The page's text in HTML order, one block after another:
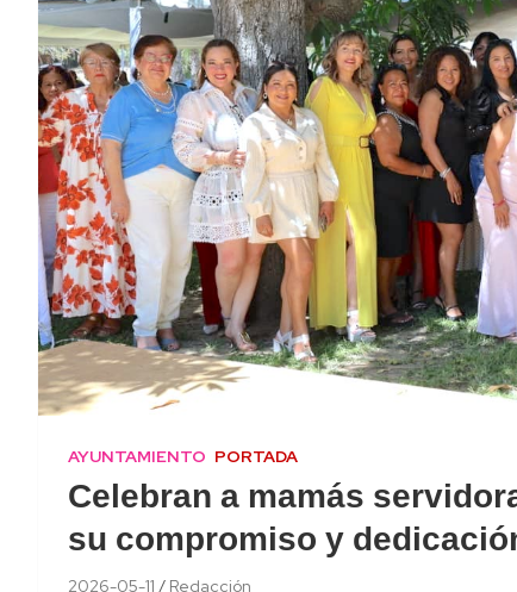
AYUNTAMIENTO PORTADA
Celebran a mamás
su compromiso y
2026-05-11 Redacción